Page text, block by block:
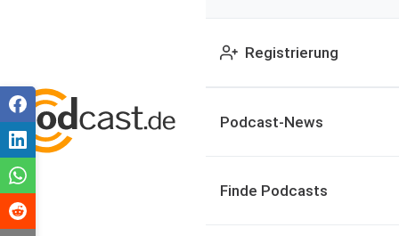
Registrierung
Podcast-News
Finde Podcasts